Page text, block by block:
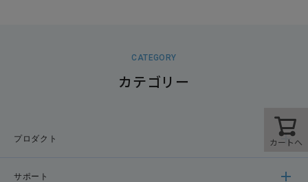
カートへ
CATEGORY
カテゴリー
プロダクト
サポート